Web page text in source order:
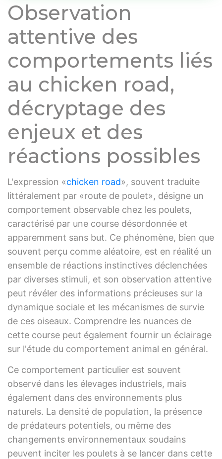
Observation
attentive des
comportements liés
au chicken road,
décryptage des
enjeux et des
réactions possibles
L'expression «chicken road», souvent traduite
littéralement par «route de poulet», désigne un
comportement observable chez les poulets,
caractérisé par une course désordonnée et
apparemment sans but. Ce phénomène, bien que
souvent perçu comme aléatoire, est en réalité un
ensemble de réactions instinctives déclenchées
par diverses stimuli, et son observation attentive
peut révéler des informations précieuses sur la
dynamique sociale et les mécanismes de survie
de ces oiseaux. Comprendre les nuances de
cette course peut également fournir un éclairage
sur l'étude du comportement animal en général.
Ce comportement particulier est souvent
observé dans les élevages industriels, mais
également dans des environnements plus
naturels. La densité de population, la présence
de prédateurs potentiels, ou même des
changements environnementaux soudains
peuvent inciter les poulets à se lancer dans cette